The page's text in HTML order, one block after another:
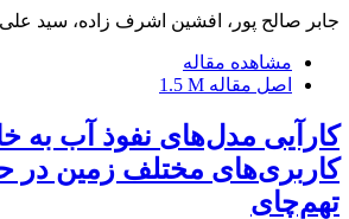
جابر صالح پور، افشین اشرف زاده، سید
مشاهده مقاله
اصل مقاله 1.5 M
کارآیی مدل‌های نفوذ آب به
کاربری‌های مختلف زمین در
تهم‌چای